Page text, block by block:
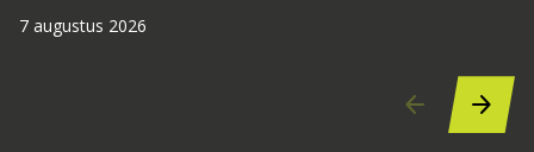
7 augustus 2026